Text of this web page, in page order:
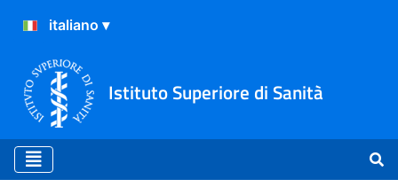
Istituto Superiore di Sanità